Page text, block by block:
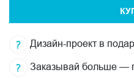
Дизайн-проект в
Заказывай больше —